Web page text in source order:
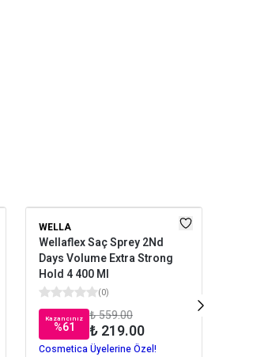
WELLA
Wellaflex Saç Sprey 2Nd
Days Volume Extra Strong
Hold 4 400 Ml
(0)
Kazancınız
%61
₺ 559.00
₺ 219.00
Cosmetica Üyelerine Özel!